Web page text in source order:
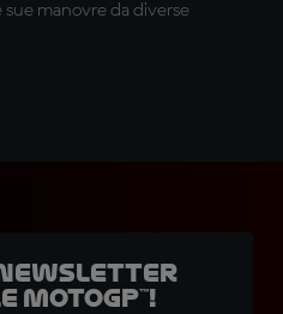
sue manovre da diverse